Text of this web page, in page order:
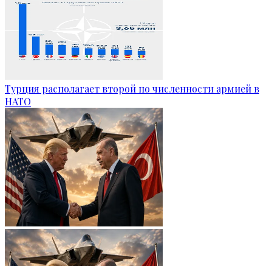
Турция располагает второй по численности армией в
НАТО